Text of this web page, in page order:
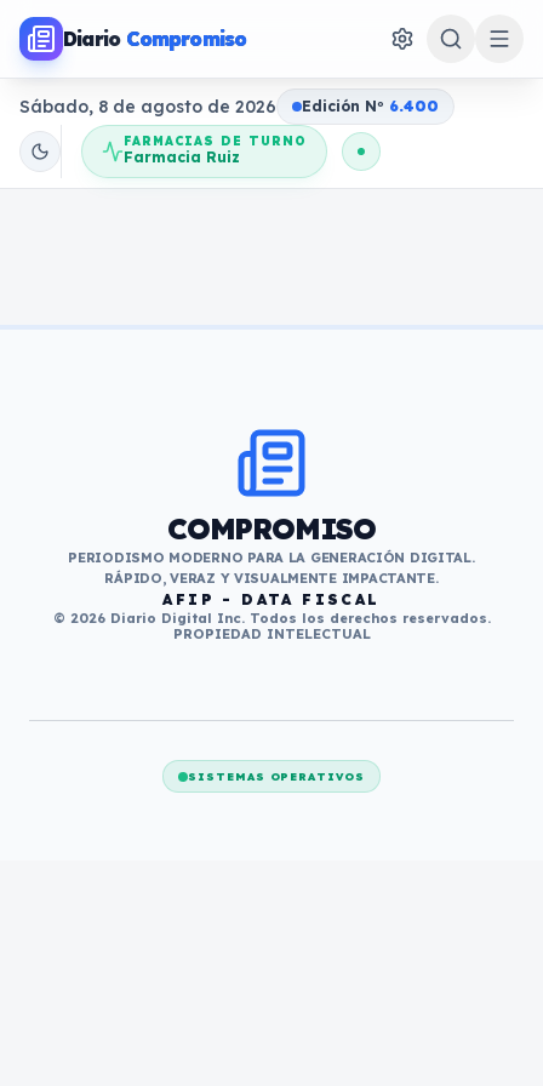
Diario Compromiso
Sábado, 8 de agosto de 2026 Edición No 6.400
FARMACIAS DE TURNO
Farmacia Ruiz
COMPROMISO
PERIODISMO MODERNO PARA LA GENERACIÓN DIGITAL.
RÁPIDO, VERAZ Y VISUALMENTE IMPACTANTE.
AFIP - DATA FISCAL
© 2026 Diario Digital Inc. Todos los derechos reservados.
PROPIEDAD INTELECTUAL
SISTEMAS OPERATIVOS